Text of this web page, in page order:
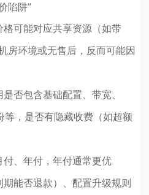
陷阱”
格可能对应共享资源（如带
房环境或无售后，反而可能因
是否包含基础配置、带宽、
等，是否有隐藏收费（如超额
付、年付，年付通常更优
能否退款）、配置升级规则